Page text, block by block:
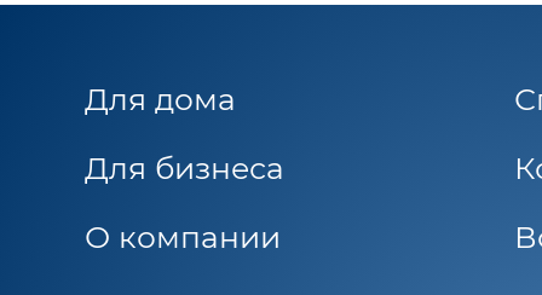
Для дома
Для бизнеса
О компании